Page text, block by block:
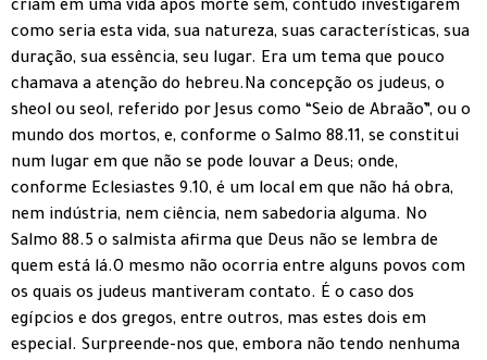
criam em uma vida após morte sem, contudo investigarem
como seria esta vida, sua natureza, suas características, sua
duração, sua essência, seu lugar. Era um tema que pouco
chamava a atenção do hebreu.Na concepção os judeus, o
sheol ou seol, referido por Jesus como “Seio de Abraão”, ou o
mundo dos mortos, e, conforme o Salmo 88.11, se constitui
num lugar em que não se pode louvar a Deus; onde,
conforme Eclesiastes 9.10, é um local em que não há obra,
nem indústria, nem ciência, nem sabedoria alguma. No
Salmo 88.5 o salmista afirma que Deus não se lembra de
quem está lá.O mesmo não ocorria entre alguns povos com
os quais os judeus mantiveram contato. É o caso dos
egípcios e dos gregos, entre outros, mas estes dois em
especial. Surpreende-nos que, embora não tendo nenhuma